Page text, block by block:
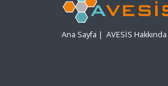
Ana Sayfa | AVESİS Hakkında